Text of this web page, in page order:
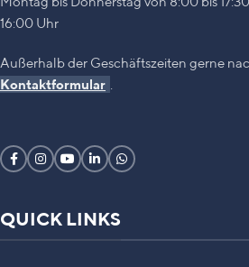
16:00 Uhr
Außerhalb der Geschäftszeiten gerne
Kontaktformular
QUICK LINKS